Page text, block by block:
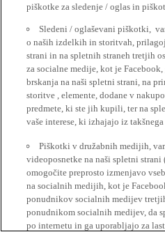
piškotke za sledenje / oglas in
Sledeni / oglaševani piškotki,
o naših izdelkih in storitvah,
strani in na spletnih straneh tretjih
za socialne medije, kot je
brskanja na naši spletni strani, na
storitve , elemente, dodane v
predmete, ki ste jih kupili, ter na
vaše interese, ki izhajajo iz takšnega
Piškotki v družabnih medijih,
videoposnetke na naši spletni
omogočite preprosto izmenjavo
na socialnih medijih, kot je
ponudnikov socialnih medijev
ponudnikom socialnih medijev, da
po internetu in ga uporabljajo za